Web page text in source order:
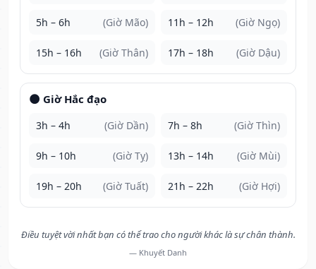
5h – 6h (Giờ Mão) 11h – 12h (Giờ Ngọ)
15h – 16h (Giờ Thân) 17h – 18h (Giờ Dậu)
🌑 Giờ Hắc đạo
3h – 4h (Giờ Dần) 7h – 8h (Giờ Thìn)
9h – 10h (Giờ Tỵ) 13h – 14h (Giờ Mùi)
19h – 20h (Giờ Tuất) 21h – 22h (Giờ Hợi)
Điều tuyệt vời nhất bạn có thể trao cho người khác là sự chân thành.
— Khuyết Danh